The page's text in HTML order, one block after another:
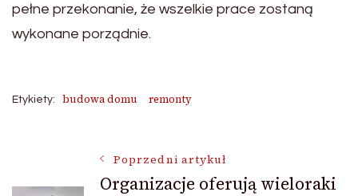
pełne przekonanie, że wszelkie prace zostaną
wykonane porządnie.
Etykiety: budowa domu remonty
NawigacjaPoprzedni artykuł
Organizacje oferują wieloraki